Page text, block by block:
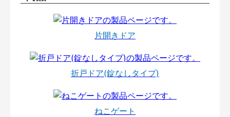
片開きドア
折戸ドア(錠なしタイプ)
ねこゲート